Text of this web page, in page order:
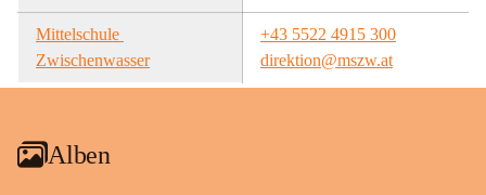
Mittelschule
Zwischenwasser
+43 5522 4915 300
direktion@mszw.at
Alben